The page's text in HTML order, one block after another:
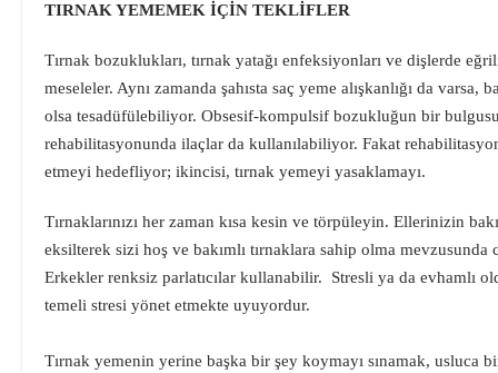
TIRNAK YEMEMEK İÇİN TEKLİFLER
Tırnak bozuklukları, tırnak yatağı enfeksiyonları ve dişlerde
meseleler. Aynı zamanda şahısta saç yeme alışkanlığı da varsa,
olsa tesadüfülebiliyor. Obsesif-kompulsif bozukluğun bir
rehabilitasyonunda ilaçlar da kullanılabiliyor. Fakat
etmeyi hedefliyor; ikincisi, tırnak yemeyi yasaklamayı.
Tırnaklarınızı her zaman kısa kesin ve törpüleyin. Ellerinizin
eksilterek sizi hoş ve bakımlı tırnaklara sahip olma
Erkekler renksiz parlatıcılar kullanabilir. Stresli ya da evhamlı
temeli stresi yönet etmekte uyuyordur.
Tırnak yemenin yerine başka bir şey koymayı sınamak,